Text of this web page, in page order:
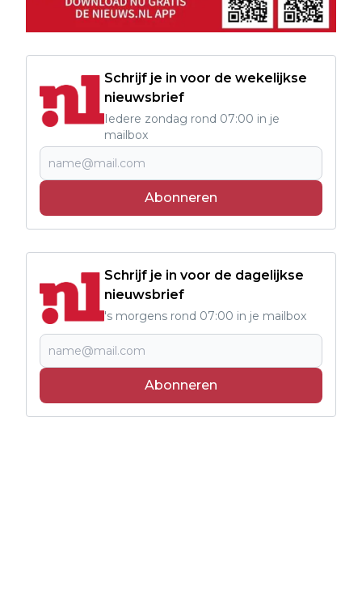
Schrijf je in voor de wekelijkse
nieuwsbrief
Iedere zondag rond 07:00 in je
mailbox
Abonneren
Schrijf je in voor de dagelijkse
nieuwsbrief
's morgens rond 07:00 in je mailbox
Abonneren